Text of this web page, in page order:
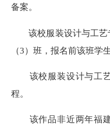
备案。
该校服装设计与工艺
（3）班，报名前该班学
该校服装设计与工艺
程。
该作品非近两年福建